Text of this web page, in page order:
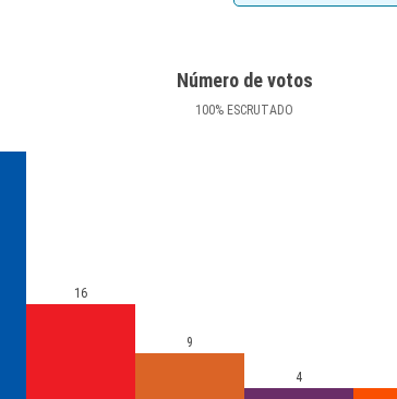
Número de votos
100% ESCRUTADO
16
9
4